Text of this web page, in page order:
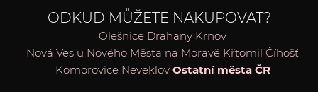
ODKUD MŮŽETE NAKUPOVAT?
Olešnice Drahany Krnov
Nová Ves u Nového Města na Moravě Křtomil Číhošť
Komorovice Neveklov Ostatní města ČR